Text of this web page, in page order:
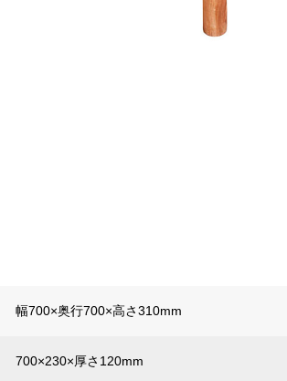
幅700×奥行700×高さ310mm
700×230×厚さ120mm